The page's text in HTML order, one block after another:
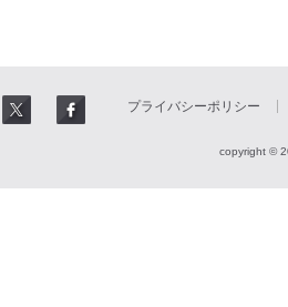
プライバシーポリシー
copyright ©